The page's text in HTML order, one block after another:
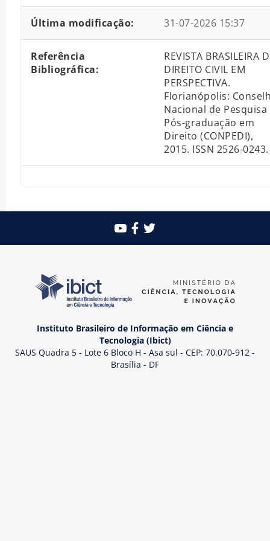
Última modificação: 31-07-2026 15:37
Referência
Bibliográfica:
REVISTA BRASILEIRA
DIREITO CIVIL EM
PERSPECTIVA.
Florianópolis:
Nacional de Pesquisa
Pós-graduação em
Direito (CONPEDI),
2015. ISSN 2526-0243.
Instituto Brasileiro de Informação em Ciência e
Tecnologia (Ibict)
SAUS Quadra 5 - Lote 6 Bloco H - Asa sul - CEP: 70.070-912 -
Brasília - DF